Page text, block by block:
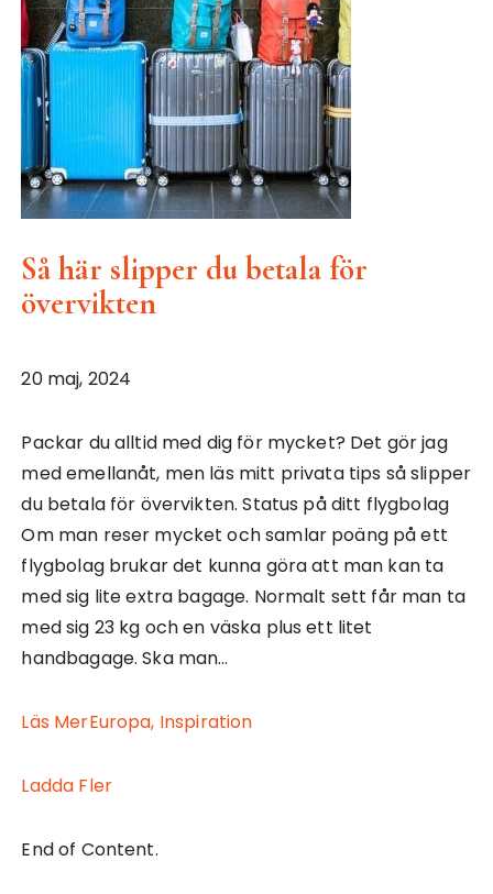
Så här slipper du betala för
övervikten
20 maj, 2024
Packar du alltid med dig för mycket? Det gör jag
med emellanåt, men läs mitt privata tips så slipper
du betala för övervikten. Status på ditt flygbolag
Om man reser mycket och samlar poäng på ett
flygbolag brukar det kunna göra att man kan ta
med sig lite extra bagage. Normalt sett får man ta
med sig 23 kg och en väska plus ett litet
handbagage. Ska man…
Läs MerEuropa, Inspiration
Ladda Fler
End of Content.